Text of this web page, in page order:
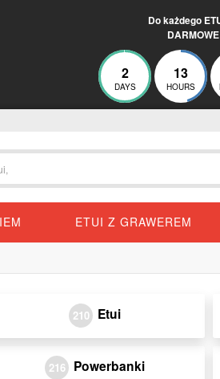
Do każdego
2
DAYS
13
HOURS
ETUI Z GRAWEREM
210 Etui
216 Powerbanki